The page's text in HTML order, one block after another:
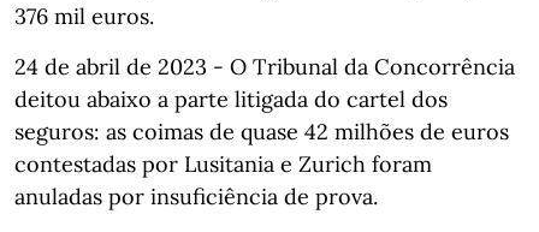
376 mil euros.
24 de abril de 2023 - O Tribunal da Concorrência
deitou abaixo a parte litigada do cartel dos
seguros: as coimas de quase 42 milhões de euros
contestadas por Lusitania e Zurich foram
anuladas por insuficiência de prova.